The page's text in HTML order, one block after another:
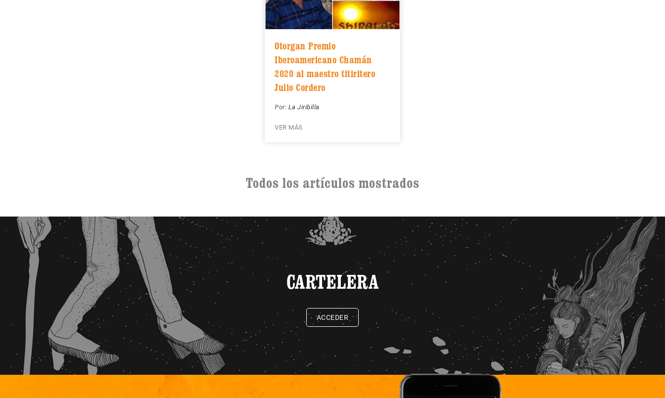
Otorgan Premio
Iberoamericano Chamán
2020 al maestro titiritero
Julio Cordero
Por: La Jiribilla
VER MÁS
Todos los artículos mostrados
CARTELERA
ACCEDER